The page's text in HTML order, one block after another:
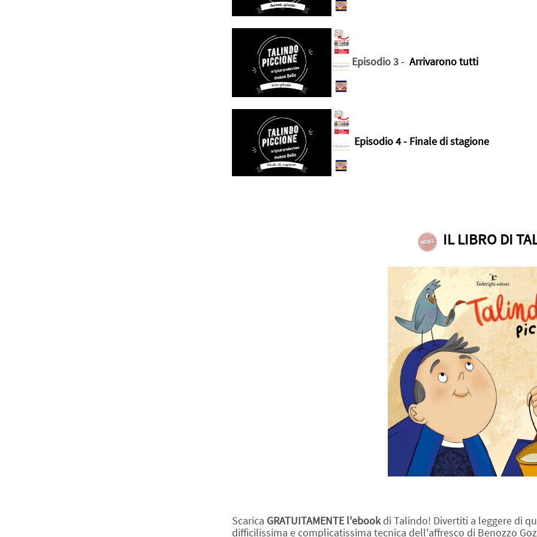
Episodio 3- Arrivarono tutti
Episodio 4- Finale di stagione
IL LIBRO DI
Scarica GRATUITAMENTE l'ebookdi Talindo! Divertiti a leggere di
difficilissima e complicatissima tecnica dell'affresco di Benozzo